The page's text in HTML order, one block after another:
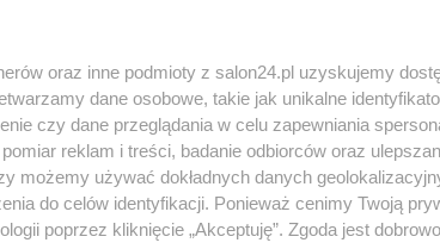
« WRÓĆ DO NOTKI
Gospodarka
oraz inne podmioty z salon24.pl uzyskujemy
dane osobowe, takie jak unikalne
czy dane przeglądania w celu zapewniania
reklam i treści, badanie odbiorców oraz
możemy używać dokładnych danych
do celów identyfikacji. Ponieważ cenimy Twoją
poprzez kliknięcie „Akceptuję”. Zgoda jest